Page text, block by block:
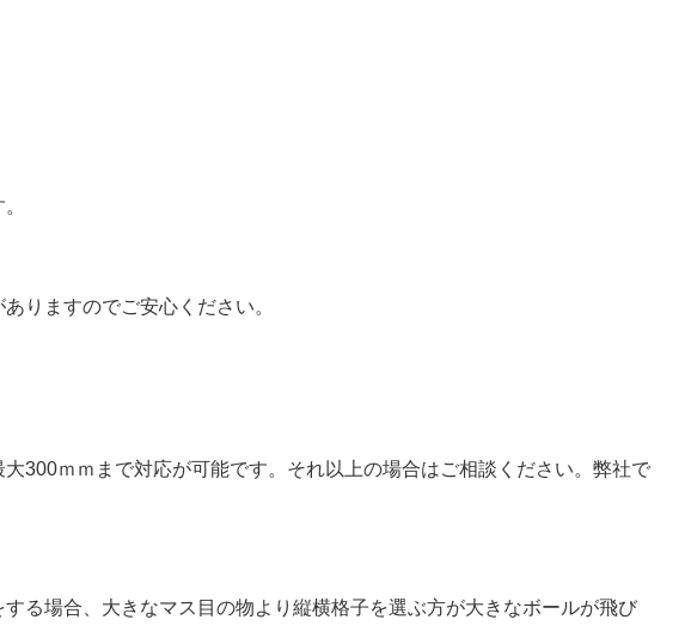
りますのでご安心ください。
300ｍｍまで対応が可能です。それ以上の場合はご相談ください。弊社で
る場合、大きなマス目の物より縦横格子を選ぶ方が大きなボールが飛び